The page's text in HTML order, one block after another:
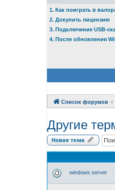
1. Как поиграть в
2. Докупить лицензию
3. Подключение USB-
4. После обновления
Список форумов
Другие
Новая тема
windows server